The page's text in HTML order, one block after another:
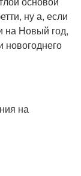
ну а, если
на Новый год,
новогоднего